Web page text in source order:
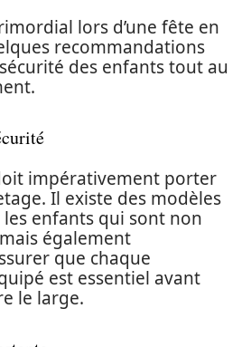
lors d’une fête en
recommandations
des enfants tout au
impérativement porter
Il existe des modèles
enfants qui sont non
également
que chaque
est essentiel avant
le large.